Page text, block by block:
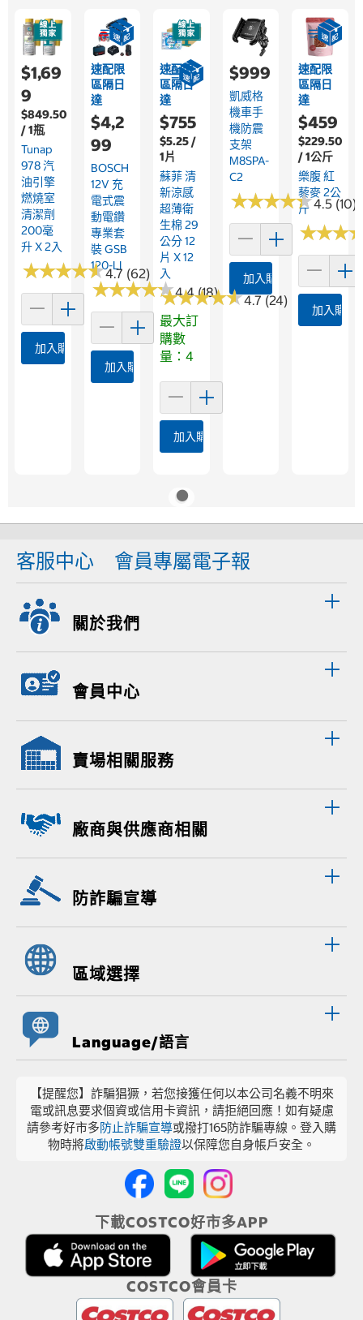
$1,69
9
$849.50
/ 1瓶
Tunap
978 汽
油引擎
燃燒室
清潔劑
200毫
升 X 2入
★★★★★
★★★★★4.7 (62)
加入購物車
速配限
區隔日
達
$4,2
99
BOSCH
12V 充
電式震
動電鑽
專業套
裝 GSB
120-LI
★★★★★
★★★★★4.4 (18)
加入購物車
速配限
區隔日
達
$755
$5.25 /
1片
蘇菲 清
新涼感
超薄衛
生棉 29
公分 12
片 X 12
入
★★★★★
★★★★★4.7 (24)
最大訂
購數
量：4
加入購物車
$999
凱威格
機車手
機防震
支架
M8SPA-
C2
★★★★★
★★★★★4.5 (10)
加入購物車
速配限
區隔日
達
$459
$229.50
/ 1公斤
樂腹 紅
藜麥 2公
斤
★★★
★★★
加入購物
客服中心 會員專屬電子報
關於我們
會員中心
賣場相關服務
廠商與供應商相關
防詐騙宣導
區域選擇
Language/語言
【提醒您】詐騙猖獗，若您接獲任何以本公司名義不明來
電或訊息要求個資或信用卡資訊，請拒絕回應！如有疑慮
請參考好市多防止詐騙宣導或撥打165防詐騙專線。登入購
物時將啟動帳號雙重驗證以保障您自身帳戶安全。
下載COSTCO好市多APP
COSTCO會員卡